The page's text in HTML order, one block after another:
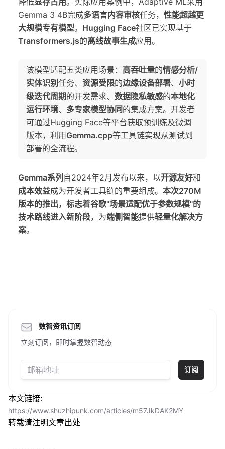
Gemma 3 4B完成多语言内容审核任务， 性能超越更
大规模专有模型。 Hugging Face社区已实现基于
Transformers.js的离线故事生成应用。
该模型适配五类应用场景： 高吞吐量的情感分析/
实体识别 任务、 资源受限的边缘设备部署、 小时
级迭代周期的开发需求、 数据隐私敏感的本地化
运行环境、 多专家模型协同的集成方案。开发者
可通过Hugging Face等平台获取预训练及微调
版本，利用 Gemma.cpp等工具链实现从测试到
部署的全流程。
Gemma系列 自2024年2月发布以来，以开源友好和
成本效益成为开发者工具链的重要组成。 本次270M
版本的推出，标志着谷歌"场景适配优于参数规模"的
技术路线进入新阶段，为端侧智能提供轻量化解决方
案。
数智资讯订阅
立刻订阅，即时掌握数智动态
订阅
本文链接:
https://www.shuzhipunk.com/articles/m57JkDAK2MY
转载请注明文章出处